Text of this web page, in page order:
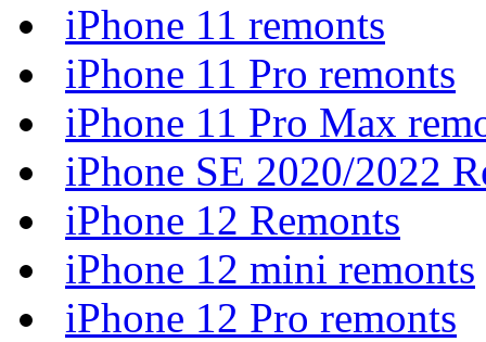
iPhone 11 remonts
iPhone 11 Pro remonts
iPhone 11 Pro Max
iPhone SE 2020/2022
iPhone 12 Remonts
iPhone 12 mini remonts
iPhone 12 Pro remonts